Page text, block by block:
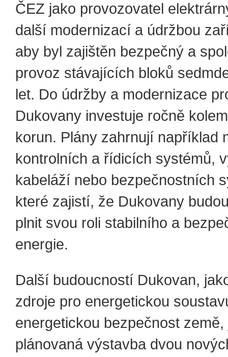
ČEZ jako provozovatel
další modernizací a údržbou
aby byl zajištěn bezpečný a
provoz stávajících bloků
let. Do údržby a modernizace
Dukovany investuje ročně
korun. Plány zahrnují například
kontrolních a řídicích systémů,
kabeláží nebo bezpečnostních
které zajistí, že Dukovany
plnit svou roli stabilního a
energie.
Další budoucností Dukovan,
zdroje pro energetickou
energetickou bezpečnost země,
plánovaná výstavba dvou